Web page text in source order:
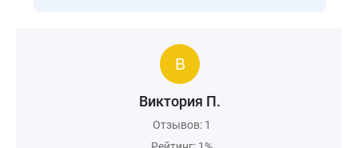
Виктория П.
Отзывов: 1